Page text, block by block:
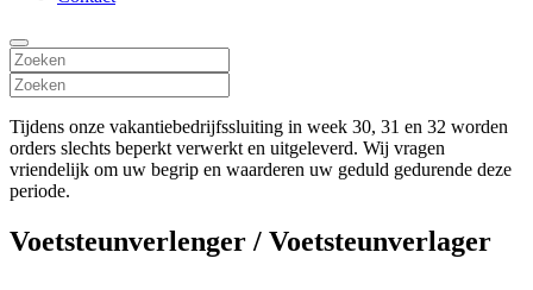
Tijdens onze vakantiebedrijfssluiting in week 30, 31 en 32 worden
orders slechts beperkt verwerkt en uitgeleverd. Wij vragen
vriendelijk om uw begrip en waarderen uw geduld gedurende deze
periode.
Voetsteunverlenger / Voetsteunverlager